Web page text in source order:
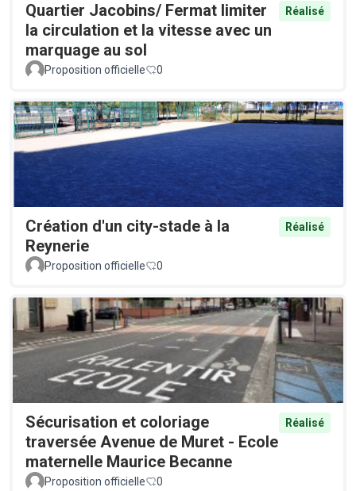
Quartier Jacobins/ Fermat limiter
la circulation et la vitesse avec un
marquage au sol
Réalisé
Proposition officielle 0
Création d'un city-stade à la
Reynerie
Réalisé
Proposition officielle 0
Sécurisation et coloriage
traversée Avenue de Muret - Ecole
maternelle Maurice Becanne
Réalisé
Proposition officielle 0